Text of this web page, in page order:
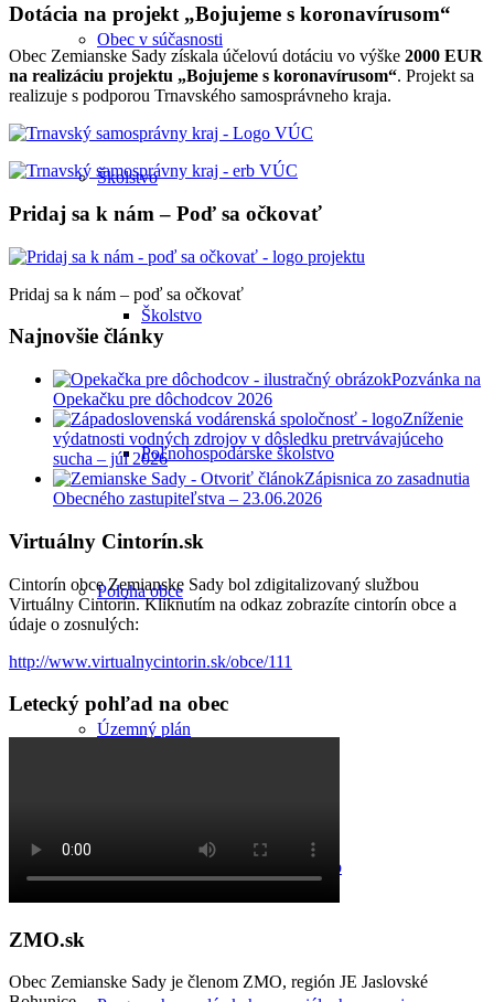
Obec v súčasnosti
Školstvo
Školstvo
Poľnohospodárske školstvo
Poloha obce
Územný plán
Komunitný plán sociálnych služieb
Dotácia na projekt „Bojujeme s koronavírusom“
Obec Zemianske Sady získala účelovú dotáciu vo výške 2000 EUR
na realizáciu projektu „Bojujeme s koronavírusom“. Projekt sa
realizuje s podporou Trnavského samosprávneho kraja.
Pridaj sa k nám – Poď sa očkovať
Pridaj sa k nám – poď sa očkovať
Najnovšie články
Pozvánka na
Opekačku pre dôchodcov 2026
Zníženie
výdatnosti vodných zdrojov v dôsledku pretrvávajúceho
sucha – júl 2026
Zápisnica zo zasadnutia
Obecného zastupiteľstva – 23.06.2026
Virtuálny Cintorín.sk
Cintorín obce Zemianske Sady bol zdigitalizovaný službou
Virtuálny Cintorín. Kliknutím na odkaz zobrazíte cintorín obce a
údaje o zosnulých:
http://www.virtualnycintorin.sk/obce/111
Letecký pohľad na obec
ZMO.sk
Obec Zemianske Sady je členom ZMO, región JE Jaslovské